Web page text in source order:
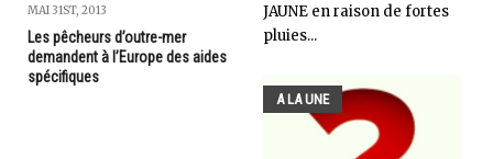
MAI 31ST, 2013
Les pêcheurs d’outre-mer
demandent à l’Europe des aides
spécifiques
JAUNE en raison de fortes
pluies...
A LA UNE